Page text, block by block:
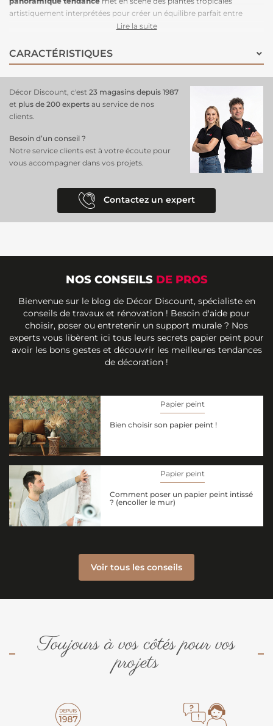
artistiquement interprétées pour créer un équilibre parfait entre
nature et design moderne. Idéal pour un salon ou une chambre, ce
jungleluxuriante, offrant une immersion totale dans un paysage
exotique. Pour une installation optimale, découvrez commentposer
une chambre ou même un escalier, et faites entrer la nature dans
votre espace de vie avec style.
Lire la suite
CARACTÉRISTIQUES
Décor Discount, c'est 23 magasins depuis 1987
et plus de 200 experts au service de nos
clients.
Besoin d’un conseil ?
Notre service clients est à votre écoute pour
vous accompagner dans vos projets.
Contactez un expert
NOS CONSEILS DE PROS
Bienvenue sur le blog de Décor Discount, spécialiste en
conseils de travaux et rénovation ! Besoin d'aide pour
choisir, poser ou entretenir un support murale ? Nos
experts vous libèrent ici tous leurs secrets papier peint pour
avoir les bons gestes et découvrir les meilleures tendances
de décoration !
Papier peint
Bien choisir son papier peint !
Papier peint
Comment poser un papier peint intissé
? (encoller le mur)
Voir tous les conseils
Toujours à vos côtés pour vos
projets